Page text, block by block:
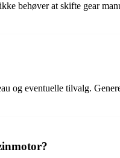
behøver at skifte gear
og eventuelle tilvalg.